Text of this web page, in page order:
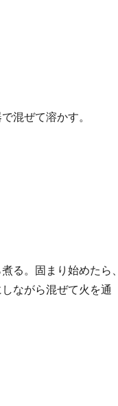
混ぜて溶かす。
る。固まり始めたら、
ながら混ぜて火を通